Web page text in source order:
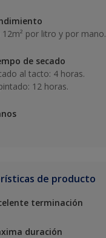
12m² por litro y por mano.
de secado
al tacto: 4 horas.
12 horas.
de producto
terminación
duración